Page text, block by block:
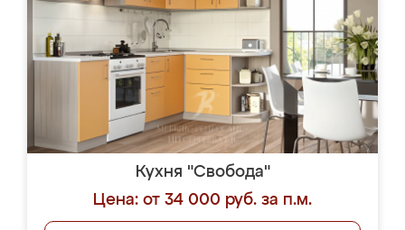
Кухня "Свобода"
Цена: от 34 000 руб. за п.м.